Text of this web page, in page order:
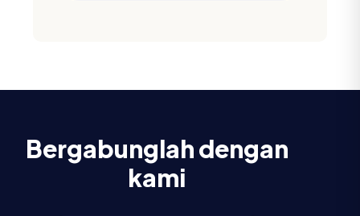
Bergabunglah dengan
kami